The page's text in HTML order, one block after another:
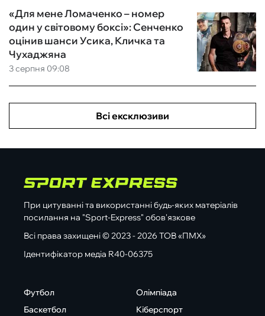
3 серпня 09:08
«Для мене Ломаченко – номер
один у світовому боксі»: Сенченко
оцінив шанси Усика, Кличка та
Чухаджяна
Всі ексклюзиви
При цитуванні та використанні будь-яких матеріалів
посилання на "Sport-Express" обов'язкове
Всі права захищені © 2023 - 2026 ТОВ «ПМХ»
Ідентифікатор медіа R40-06375
Футбол
Баскетбол
Олімпіада
Кіберспорт